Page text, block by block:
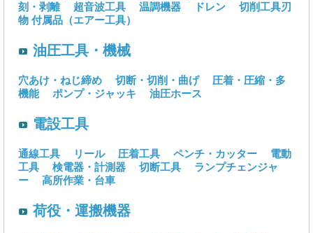
刻・剥離
超音波工具 温調機器 ドレン
切削工具刃
物 付属品（エアー工具）
油圧工具・機械
穴あけ・ねじ締め 切断・切削・曲げ
圧着・圧縮・多
機能
ポンプ・ジャッキ 油圧ホース
電設工具
通線工具 リール 圧着工具 ペンチ・カッター
電動
工具
検電器・計測器 切断工具
ランプチェンジャ
ー
高所作業・台車
荷役・運搬機器